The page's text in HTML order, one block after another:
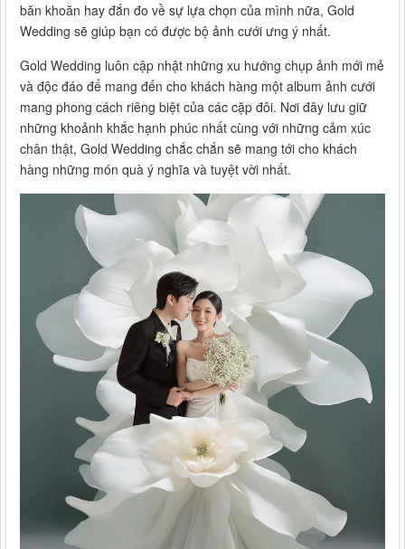
băn khoăn hay đắn đo về sự lựa chọn của mình nữa, Gold
Wedding sẽ giúp bạn có được bộ ảnh cưới ưng ý nhất.
Gold Wedding luôn cập nhật những xu hướng chụp ảnh mới mẻ
và độc đáo để mang đến cho khách hàng một album ảnh cưới
mang phong cách riêng biệt của các cặp đôi. Nơi đây lưu giữ
những khoảnh khắc hạnh phúc nhất cùng với những cảm xúc
chân thật, Gold Wedding chắc chắn sẽ mang tới cho khách
hàng những món quà ý nghĩa và tuyệt vời nhất.